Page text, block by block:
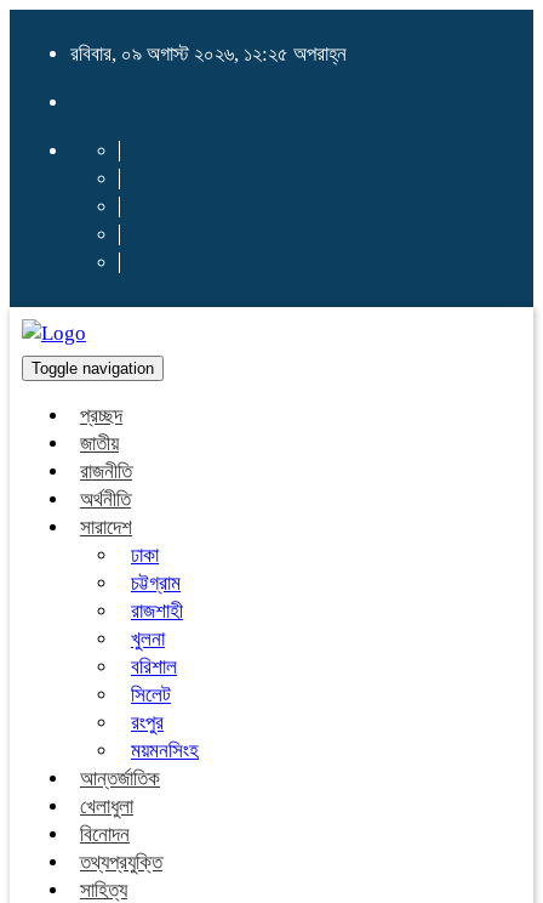
রবিবার, ০৯ অগাস্ট ২০২৬, ১২:২৫ অপরাহ্ন
Toggle navigation
প্রচ্ছদ
জাতীয়
রাজনীতি
অর্থনীতি
সারাদেশ
ঢাকা
চট্টগ্রাম
রাজশাহী
খুলনা
বরিশাল
সিলেট
রংপুর
ময়মনসিংহ
আন্তর্জাতিক
খেলাধুলা
বিনোদন
তথ্যপ্রযুক্তি
সাহিত্য